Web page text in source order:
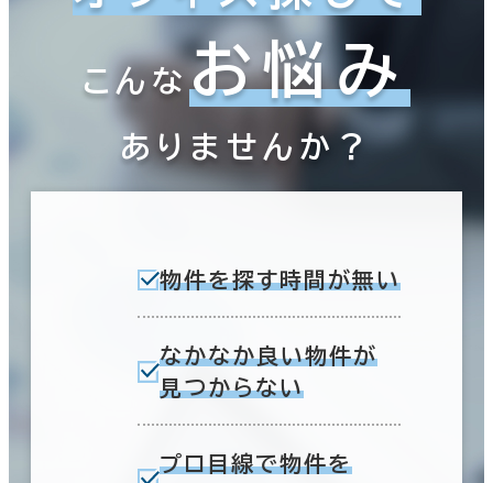
こんなお悩み
ありませんか？
物件を探す時間が無い
なかなか良い物件が
見つからない
プロ目線で物件を